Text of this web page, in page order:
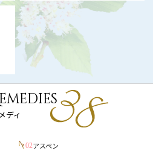
ディ
02アスペン